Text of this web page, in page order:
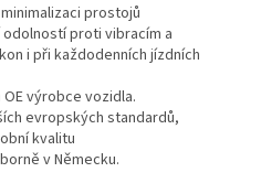
prostojů
proti vibracím a
i při každodenních jízdních
výrobce vozidla.
evropských standardů,
kvalitu
v Německu.